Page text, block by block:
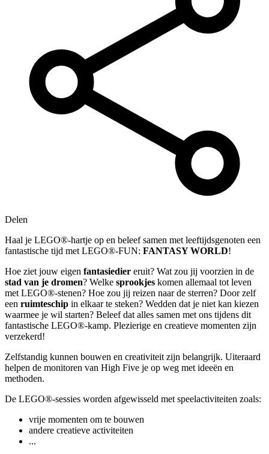
Delen
Haal je LEGO®-hartje op en beleef samen met leeftijdsgenoten een
fantastische tijd met LEGO®-FUN: FANTASY WORLD!
Hoe ziet jouw eigen fantasiedier eruit? Wat zou jij voorzien in de
stad van je dromen? Welke sprookjes komen allemaal tot leven
met LEGO®-stenen? Hoe zou jij reizen naar de sterren? Door zelf
een ruimteschip in elkaar te steken? Wedden dat je niet kan kiezen
waarmee je wil starten? Beleef dat alles samen met ons tijdens dit
fantastische LEGO®-kamp. Plezierige en creatieve momenten zijn
verzekerd!
Zelfstandig kunnen bouwen en creativiteit zijn belangrijk. Uiteraard
helpen de monitoren van High Five je op weg met ideeën en
methoden.
De LEGO®-sessies worden afgewisseld met speelactiviteiten zoals:
vrije momenten om te bouwen
andere creatieve activiteiten
...